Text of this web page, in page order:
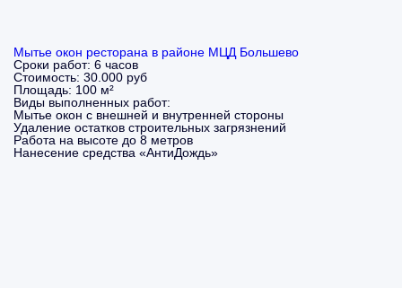
Мытье окон ресторана в районе МЦД Большево
Сроки работ: 6 часов
Стоимость: 30.000 руб
Площадь: 100 м²
Виды выполненных работ:
Мытье окон с внешней и внутренней стороны
Удаление остатков строительных загрязнений
Работа на высоте до 8 метров
Нанесение средства «АнтиДождь»